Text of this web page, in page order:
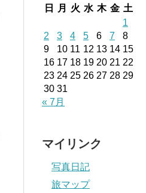
日
月 火 水 木 金 土
1
2
3 4 5 6 7
8
9
10 11 12 13 14 15
16 17 18 19 20 21 22
23 24 25 26 27 28 29
30 31
« 7月
マイリンク
写真日記
旅マップ